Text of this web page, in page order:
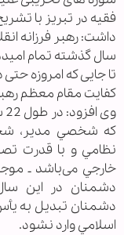
فقیه در تبریز با
سال گذشته تمام
تا جایی که امروزه
کفایت مقام معظم
که شخصي مدير،
نظامي و با قدرت
خارجي می‌باشد ـ
دشمنان در اين
دشمنان تبديل به
اسلامي وارد نشود.